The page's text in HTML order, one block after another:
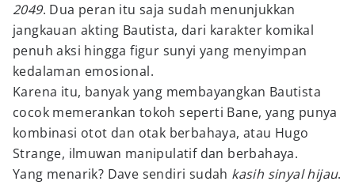
2049. Dua peran itu saja sudah menunjukkan
jangkauan akting Bautista, dari karakter komikal
penuh aksi hingga figur sunyi yang menyimpan
kedalaman emosional.
Karena itu, banyak yang membayangkan Bautista
cocok memerankan tokoh seperti Bane, yang punya
kombinasi otot dan otak berbahaya, atau Hugo
Strange, ilmuwan manipulatif dan berbahaya.
Yang menarik? Dave sendiri sudah kasih sinyal hijau.